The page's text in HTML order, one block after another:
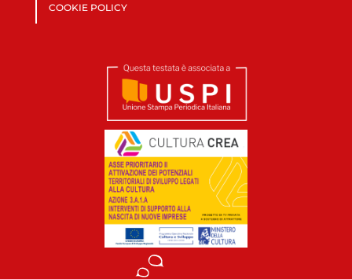
COOKIE POLICY